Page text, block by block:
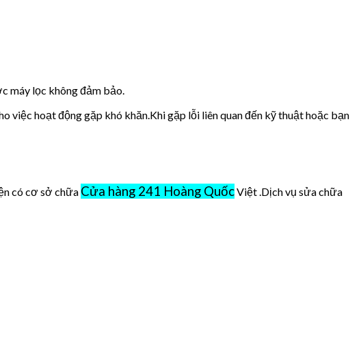
máy lọc không đảm bảo.
việc hoạt động gặp khó khăn.Khi gặp lỗi liên quan đến kỹ thuật hoặc bạn
có cơ sở chữa Cửa hàng 241 Hoàng QuốcViệt .Dịch vụ sửa chữa